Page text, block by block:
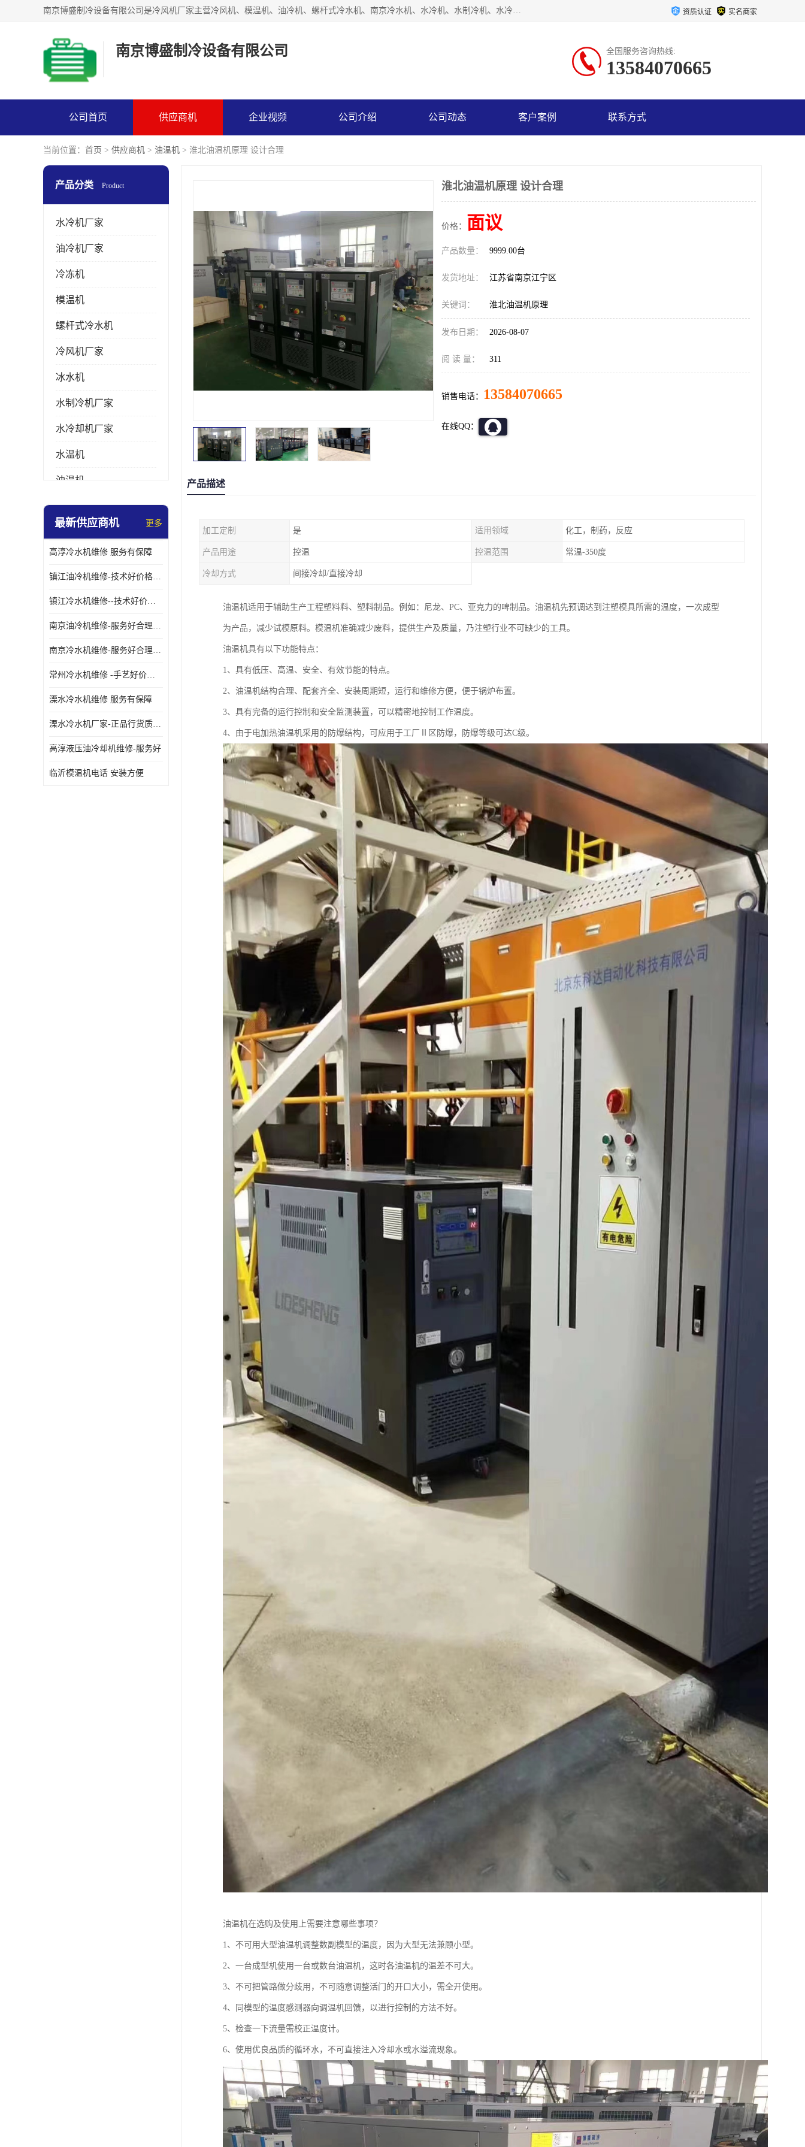
南京博盛制冷设备有限公司是冷风机厂家主营冷风机、模温机、油冷机、螺杆式冷水机、南京冷水机、水冷机、水制冷机、水冷却机、油冷却机等；凭借多年的制作经验、优秀的技术、优秀的产品质量诚信的经营理念，以一流的品质，实在的价格，在行业内享有较高的声誉。 资质认证 实名商家
南京博盛制冷设备有限公司 全国服务咨询热线:
13584070665
公司首页 供应商机 企业视频 公司介绍 公司动态 客户案例 联系方式
当前位置： 首页 > 供应商机 > 油温机 > 淮北油温机原理 设计合理
产品分类 Product
水冷机厂家
油冷机厂家
冷冻机
模温机
螺杆式冷水机
冷风机厂家
冰水机
水制冷机厂家
水冷却机厂家
水温机
油温机
冰热一体机
油冷却机厂家
最新供应商机 更多
高淳冷水机维修 服务有保障
镇江油冷机维修-技术好价格便宜
镇江冷水机维修--技术好价格便宜
南京油冷机维修-服务好合理收费
南京冷水机维修-服务好合理收费
常州冷水机维修 -手艺好价格便宜
溧水冷水机维修 服务有保障
溧水冷水机厂家-正品行货质量有保障
高淳液压油冷却机维修-服务好
临沂模温机电话 安装方便
淮北油温机原理 设计合理
价格： 面议
产品数量： 9999.00台
发货地址： 江苏省南京江宁区
关键词： 淮北油温机原理
发布日期： 2026-08-07
阅 读 量： 311
销售电话： 13584070665
在线QQ：
产品描述
加工定制 是 适用领域 化工，制药，反应
产品用途 控温 控温范围 常温-350度
冷却方式 间接冷却/直接冷却
油温机适用于辅助生产工程塑料料、塑料制品。例如：尼龙、PC、亚克力的啤制品。油温机先预调达到注塑模具所需的温度，一次成型
为产品，减少试模原料。模温机准确减少废料，提供生产及质量，乃注塑行业不可缺少的工具。
油温机具有以下功能特点：
1、具有低压、高温、安全、有效节能的特点。
2、油温机结构合理、配套齐全、安装周期短，运行和维修方便，便于锅炉布置。
3、具有完备的运行控制和安全监测装置，可以精密地控制工作温度。
4、由于电加热油温机采用的防爆结构，可应用于工厂Ⅱ区防爆，防爆等级可达C级。
油温机在选购及使用上需要注意哪些事项？
1、不可用大型油温机调整数副模型的温度，因为大型无法兼顾小型。
2、一台成型机使用一台或数台油温机，这时各油温机的温差不可大。
3、不可把管路做分歧用，不可随意调整活门的开口大小，需全开使用。
4、同模型的温度感测器向调温机回馈，以进行控制的方法不好。
5、检查一下流量需校正温度计。
6、使用优良品质的循环水，不可直接注入冷却水或水溢流现象。